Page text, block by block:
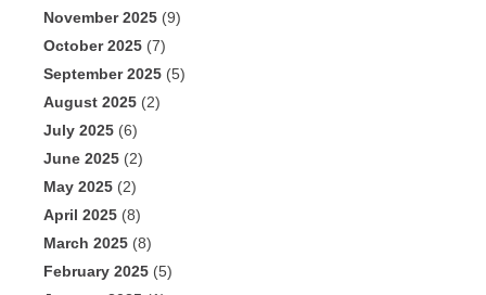
November 2025 (9)
October 2025 (7)
September 2025 (5)
August 2025 (2)
July 2025 (6)
June 2025 (2)
May 2025 (2)
April 2025 (8)
March 2025 (8)
February 2025 (5)